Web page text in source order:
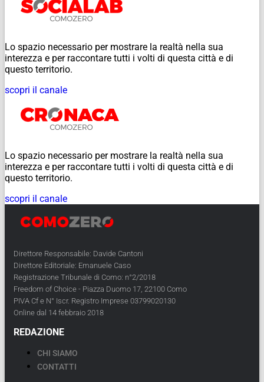
Lo spazio necessario per mostrare la realtà nella sua
interezza e per raccontare tutti i volti di questa città e di
questo territorio.
scopri il canale
Lo spazio necessario per mostrare la realtà nella sua
interezza e per raccontare tutti i volti di questa città e di
questo territorio.
scopri il canale
Direttore Responsabile: Davide Cantoni
Direttore Editoriale: Emanuele Caso
Registrazione Tribunale di Como: n°2/2018
Freedom of Choice - Piazza Duomo 17, 22100 Como
PIVA Cf e N° Iscr. Registro Imprese 03799020130
Online dal 14 febbraio 2018
REDAZIONE
CHI SIAMO
CONTATTI